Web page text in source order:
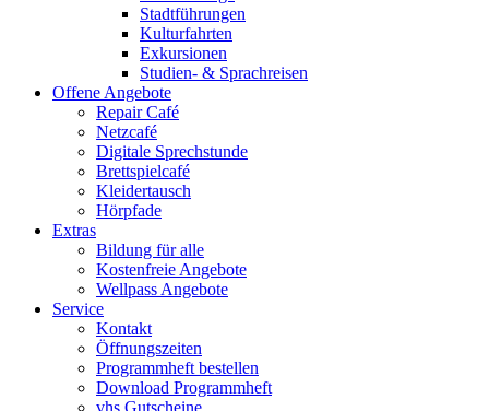
Stadtführungen
Kulturfahrten
Exkursionen
Studien- & Sprachreisen
Offene Angebote
Repair Café
Netzcafé
Digitale Sprechstunde
Brettspielcafé
Kleidertausch
Hörpfade
Extras
Bildung für alle
Kostenfreie Angebote
Wellpass Angebote
Service
Kontakt
Öffnungszeiten
Programmheft bestellen
Download Programmheft
vhs Gutscheine